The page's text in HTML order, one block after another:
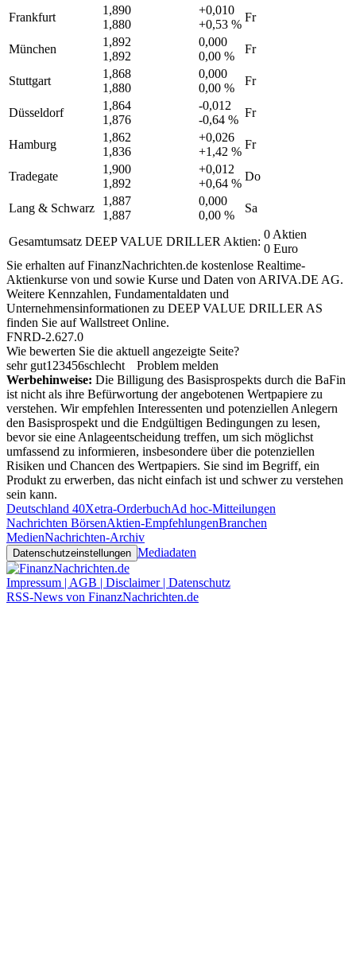
Frankfurt
1,890
1,880
+0,010
+0,53 %
Fr
München
1,892
1,892
0,000
0,00 %
Fr
Stuttgart
1,868
1,880
0,000
0,00 %
Fr
Düsseldorf
1,864
1,876
-0,012
-0,64 %
Fr
Hamburg
1,862
1,836
+0,026
+1,42 %
Fr
Tradegate
1,900
1,892
+0,012
+0,64 %
Do
Lang & Schwarz
1,887
1,887
0,000
0,00 %
Sa
Gesamtumsatz DEEP VALUE DRILLER Aktien:
0 Aktien
0 Euro
Sie erhalten auf FinanzNachrichten.de kostenlose Realtime-
Aktienkurse von und sowie Kurse und Daten von ARIVA.DE AG.
Weitere Kennzahlen, Fundamentaldaten und
Unternehmensinformationen zu DEEP VALUE DRILLER AS
finden Sie aufWallstreet Online.
FNRD-2.627.0
Wie bewerten Sie die aktuell angezeigte Seite?
sehr gut1 23456schlecht
Problem melden
Werbehinweise: Die Billigung des Basisprospekts durch die BaFin
ist nicht als ihre Befürwortung der angebotenen Wertpapiere zu
verstehen. Wir empfehlen Interessenten und potenziellen Anlegern
den Basisprospekt und die Endgültigen Bedingungen zu lesen,
bevor sie eine Anlageentscheidung treffen, um sich möglichst
umfassend zu informieren, insbesondere über die potenziellen
Risiken und Chancen des Wertpapiers. Sie sind im Begriff, ein
Produkt zu erwerben, das nicht einfach ist und schwer zu verstehen
sein kann.
Deutschland 40Xetra-OrderbuchAd hoc-Mitteilungen
Nachrichten BörsenAktien-EmpfehlungenBranchen
MedienNachrichten-Archiv
Datenschutzeinstellungen Mediadaten
Impressum | AGB | Disclaimer | Datenschutz
RSS-News von FinanzNachrichten.de